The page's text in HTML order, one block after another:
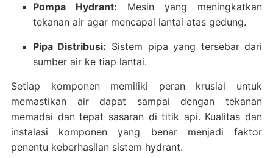
Pompa Hydrant: Mesin yang meningkatkan
tekanan air agar mencapai lantai atas gedung.
Pipa Distribusi: Sistem pipa yang tersebar dari
sumber air ke tiap lantai.
Setiap komponen memiliki peran krusial untuk
memastikan air dapat sampai dengan tekanan
memadai dan tepat sasaran di titik api. Kualitas dan
instalasi komponen yang benar menjadi faktor
penentu keberhasilan sistem hydrant.